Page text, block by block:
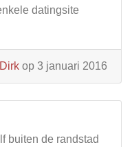
datingsite
Dirk op 3 januari 2016
buiten de randstad